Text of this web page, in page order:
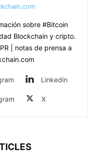
sobre #Bitcoin
Blockchain y cripto.
| notas de prensa a
Linkedin
X